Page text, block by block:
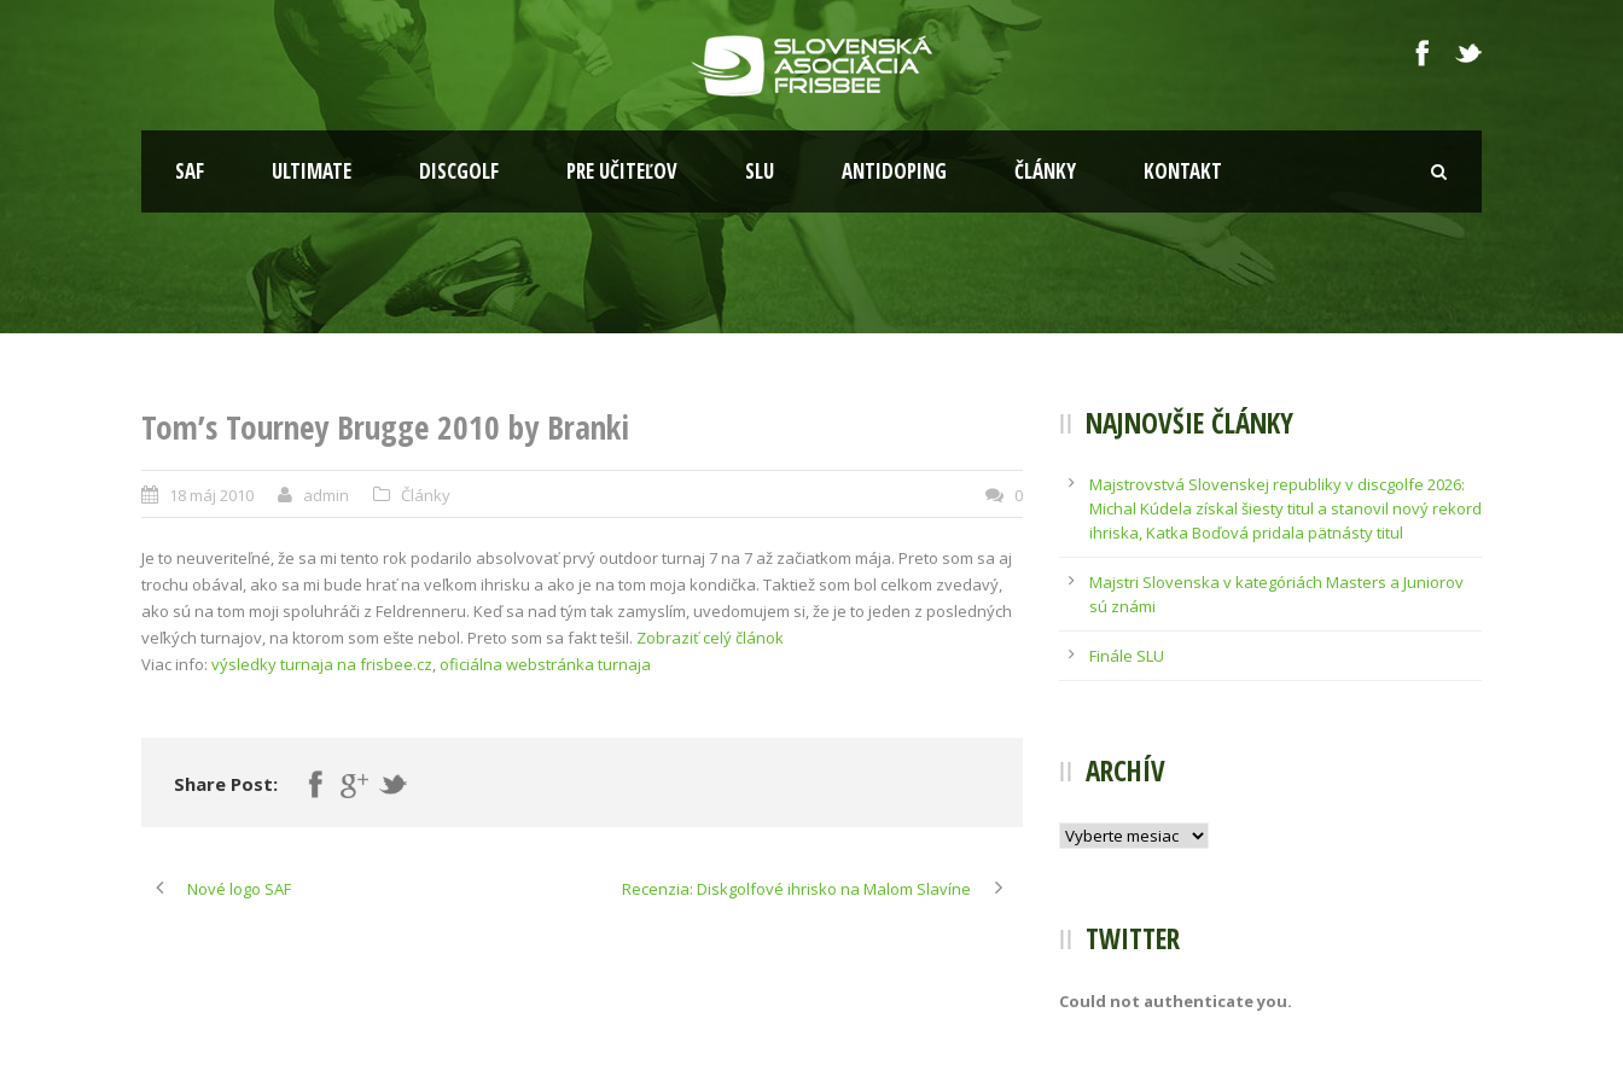
SAF ULTIMATE DISCGOLF PRE UČITEĽOV SLU ANTIDOPING ČLÁNKY KONTAKT
Tom’s Tourney Brugge 2010 by Branki
18 máj 2010 admin Články 0
Je to neuveriteľné, že sa mi tento rok podarilo absolvovať prvý outdoor turnaj 7 na 7 až začiatkom mája. Preto som sa aj
trochu obával, ako sa mi bude hrať na veľkom ihrisku a ako je na tom moja kondička. Taktiež som bol celkom zvedavý,
ako sú na tom moji spoluhráči z Feldrenneru. Keď sa nad tým tak zamyslím, uvedomujem si, že je to jeden z posledných
veľkých turnajov, na ktorom som ešte nebol. Preto som sa fakt tešil. Zobraziť celý článok
Viac info: výsledky turnaja na frisbee.cz,oficiálna webstránka turnaja
Share Post:
Nové logo SAF Recenzia: Diskgolfové ihrisko na Malom Slavíne
NAJNOVŠIE ČLÁNKY
Majstrovstvá Slovenskej republiky v discgolfe 2026:
Michal Kúdela získal šiesty titul a stanovil nový rekord
ihriska, Katka Boďová pridala pätnásty titul
Majstri Slovenska v kategóriách Masters a Juniorov
sú známi
Finále SLU
ARCHÍV
Archív
TWITTER
Could not authenticate you.